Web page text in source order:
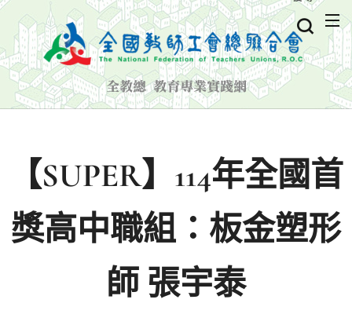
全教總 教育專業實踐網
【SUPER】114年全國首
獎高中職組：板金塑形
師 張宇泰